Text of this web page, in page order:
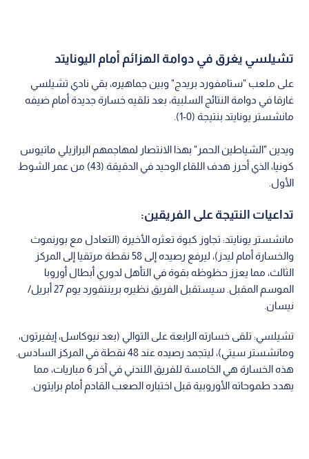
تشيلسي يغرق في دوامة الهزائم أمام اليونايتد
على ملعب "ستامفورد بريدج" وبين جماهيره، بقي نادي تشيلسي
غارقا في دوامة النتائج السلبية، بعد تلقيه خسارة جديدة أمام ضيفه
مانشستر يونايتد بنتيجة (0-1).
ويدين "الشياطين الحمر" بهذا الانتصار لمهاجمهم البرازيلي ماتيوس
كونيا، الذي أحرز هدف اللقاء الوحيد في الدقيقة (43) من عمر الشوط
الأول.
تداعيات النتيجة على الفريقين:
مانشستر يونايتد: تجاوز كبوة تعثره الأخيرة (التعادل مع بورنموث
والخسارة أمام ليدز)، ليرفع رصيده إلى 58 نقطة مرتقيا إلى المركز
الثالث، مما يعزز حظوظه بقوة في التأهل لدوري أبطال أوروبا
الموسم المقبل. سيستقبل الفريق نظيره برينتفورد يوم 27 أبريل/
نيسان.
تشيلسي: تلقى خسارته الرابعة على التوالي (بعد نيوكاسل، إيفيرتون،
ومانشستر سيتي)، ليتجمد رصيده عند 48 نقطة في المركز السادس.
هذه الخسارة هي الخامسة للفريق اللندني في آخر 6 مباريات، مما
يهدد طموحاته الأوروبية قبل اختباره الصعب القادم أمام برايتون.